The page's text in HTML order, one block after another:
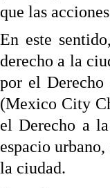
que las
En este
derecho a la
por el
(Mexico City
el Derecho a
espacio
la ciudad.